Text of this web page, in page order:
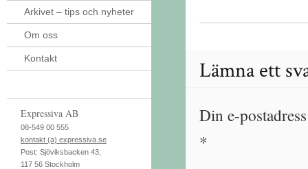
Arkivet – tips och nyheter
Om oss
Kontakt
Expressiva AB
08-549 00 555
kontakt (a) expressiva.se
Post: Sjöviksbacken 43
117 56 Stockholm
Lämna ett
Din e-
*